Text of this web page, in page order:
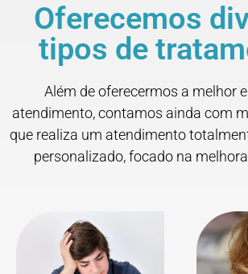
Oferecemos
tipos de
Além de oferecermos a melhor
atendimento, contamos ainda com
que realiza um atendimento
personalizado, focado na